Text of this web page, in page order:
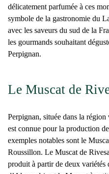
délicatement parfumée à ces
symbole de la gastronomie du
avec les saveurs du sud de la
les gourmands souhaitant
Perpignan.
Le Muscat de
Perpignan, située dans la
est connue pour la production
exemples notables sont le
Roussillon. Le Muscat de
produit à partir de deux variétés